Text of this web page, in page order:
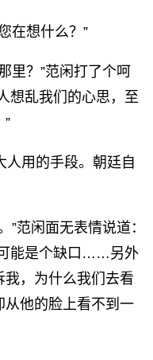
在想什么？”
里？”范闲打了个呵
想乱我们的心思，至
人用的手段。朝廷自
范闲面无表情说道：
能是个缺口……另外
，为什么我们去看
从他的脸上看不到一